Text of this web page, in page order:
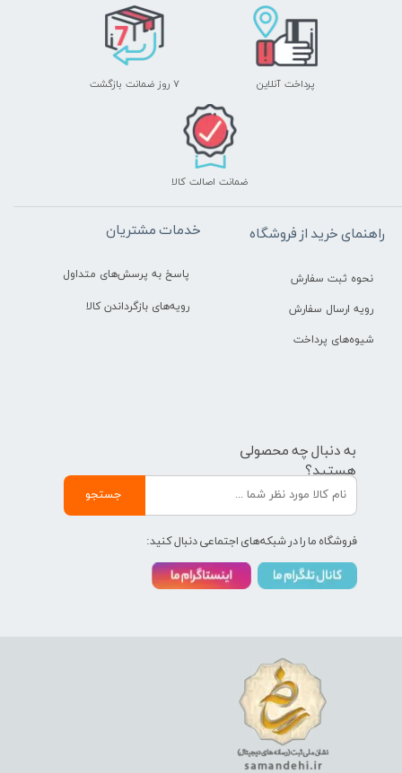
پرداخت آنلاین ۷ روز ضمانت بازگشت
ضمانت اصالت کالا
راهنمای خرید از فروشگاه
نحوه ثبت سفارش
رویه ارسال سفارش
شیوه‌های پرداخت
خدمات مشتریان
پاسخ به پرسش‌های متداول
رویه‌های بازگرداندن کالا
به دنبال چه محصولی
هستید؟
جستجو
فروشگاه ما را در شبکه‌های اجتماعی دنبال کنید: